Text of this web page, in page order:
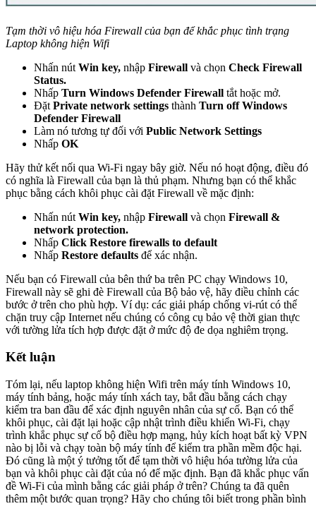
Tạm thời vô hiệu hóa Firewall của bạn để khắc phục tình trạng
Laptop không hiện Wifi
Nhấn nút Win key, nhập Firewall và chọn Check Firewall
Status.
Nhấp Turn Windows Defender Firewall tắt hoặc mở.
Đặt Private network settings thành Turn off Windows
Defender Firewall
Làm nó tương tự đối với Public Network Settings
Nhấp OK
Hãy thử kết nối qua Wi-Fi ngay bây giờ. Nếu nó hoạt động, điều đó
có nghĩa là Firewall của bạn là thủ phạm. Nhưng bạn có thể khắc
phục bằng cách khôi phục cài đặt Firewall về mặc định:
Nhấn nút Win key, nhập Firewall và chọn Firewall &
network protection.
Nhấp Click Restore firewalls to default
Nhấp Restore defaults để xác nhận.
Nếu bạn có Firewall của bên thứ ba trên PC chạy Windows 10,
Firewall này sẽ ghi đè Firewall của Bộ bảo vệ, hãy điều chỉnh các
bước ở trên cho phù hợp. Ví dụ: các giải pháp chống vi-rút có thể
chặn truy cập Internet nếu chúng có công cụ bảo vệ thời gian thực
với tường lửa tích hợp được đặt ở mức độ đe dọa nghiêm trọng.
Kết luận
Tóm lại, nếu laptop không hiện Wifi trên máy tính Windows 10,
máy tính bảng, hoặc máy tính xách tay, bắt đầu bằng cách chạy
kiểm tra ban đầu để xác định nguyên nhân của sự cố. Bạn có thể
khôi phục, cài đặt lại hoặc cập nhật trình điều khiển Wi-Fi, chạy
trình khắc phục sự cố bộ điều hợp mạng, hủy kích hoạt bất kỳ VPN
nào bị lỗi và chạy toàn bộ máy tính để kiểm tra phần mềm độc hại.
Đó cũng là một ý tưởng tốt để tạm thời vô hiệu hóa tường lửa của
bạn và khôi phục cài đặt của nó để mặc định. Bạn đã khắc phục vấn
đề Wi-Fi của mình bằng các giải pháp ở trên? Chúng ta đã quên
thêm một bước quan trọng? Hãy cho chúng tôi biết trong phần bình